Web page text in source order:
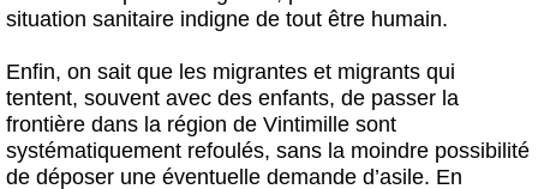
situation sanitaire indigne de tout être humain.
Enfin, on sait que les migrantes et migrants qui
tentent, souvent avec des enfants, de passer la
frontière dans la région de Vintimille sont
systématiquement refoulés, sans la moindre possibilité
de déposer une éventuelle demande d’asile. En